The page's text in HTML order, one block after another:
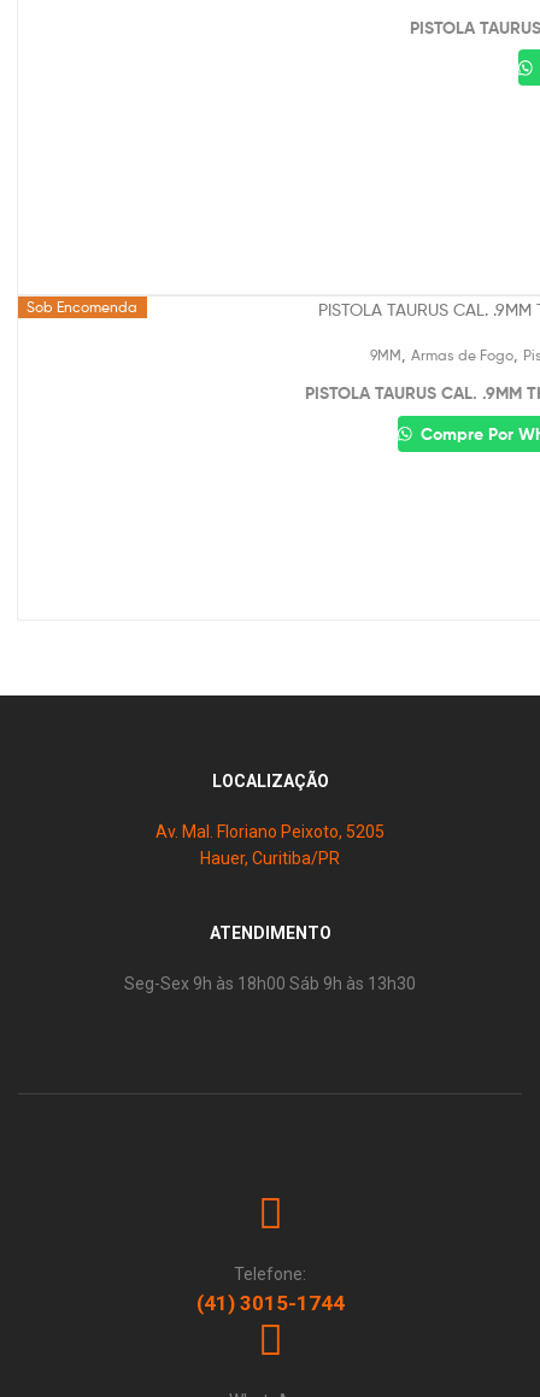
PISTOLA
Sob Encomenda
9MM Armas de Fogo,
PISTOLA TAURUS CAL. .9MM
Compre Por
LOCALIZAÇÃO
Av. Mal. Floriano Peixoto, 5205
Hauer, Curitiba/PR
ATENDIMENTO
Seg-Sex 9h às 18h00 Sáb 9h às 13h30
Telefone:
(41) 3015-1744